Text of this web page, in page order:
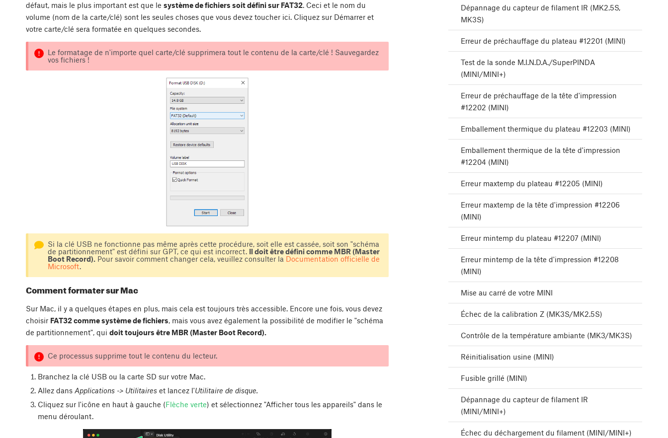
défaut, mais le plus important est que le système de fichiers soit défini sur FAT32. Ceci et le nom du
volume (nom de la carte/clé) sont les seules choses que vous devez toucher ici. Cliquez sur Démarrer et
votre carte/clé sera formatée en quelques secondes.
Le formatage de n'importe quel carte/clé supprimera tout le contenu de la carte/clé ! Sauvegardez
vos fichiers !
Si la clé USB ne fonctionne pas même après cette procédure, soit elle est cassée, soit son "schéma
de partitionnement" est défini sur GPT, ce qui est incorrect. Il doit être défini comme MBR (Master
Boot Record).Pour savoir comment changer cela, veuillez consulter la Documentation officielle de
Microsoft.
Comment formater sur Mac
Sur Mac, il y a quelques étapes en plus, mais cela est toujours très accessible. Encore une fois, vous devez
choisir FAT32 comme système de fichiers, mais vous avez également la possibilité de modifier le "schéma
de partitionnement", qui doit toujours être MBR (Master Boot Record).
Ce processus supprime tout le contenu du lecteur.
Branchez la clé USB ou la carte SD sur votre Mac.
Allez dans Applications -> Utilitaireset lancez l'Utilitaire de disque.
Cliquez sur l'icône en haut à gauche (Flèche verte) et sélectionnez "Afficher tous les appareils" dans le
menu déroulant.
Dépannage du capteur de filament IR (MK2.5S,
MK3S)
Erreur de préchauffage du plateau #12201 (MINI)
Test de la sonde M.I.N.D.A./SuperPINDA
(MINI/MINI+)
Erreur de préchauffage de la tête d'impression
#12202 (MINI)
Emballement thermique du plateau #12203 (MINI)
Emballement thermique de la tête d'impression
#12204 (MINI)
Erreur maxtemp du plateau #12205 (MINI)
Erreur maxtemp de la tête d'impression #12206
(MINI)
Erreur mintemp du plateau #12207 (MINI)
Erreur mintemp de la tête d'impression #12208
(MINI)
Mise au carré de votre MINI
Échec de la calibration Z (MK3S/MK2.5S)
Contrôle de la température ambiante (MK3/MK3S)
Réinitialisation usine (MINI)
Fusible grillé (MINI)
Dépannage du capteur de filament IR
(MINI/MINI+)
Échec du déchargement du filament (MINI/MINI+)